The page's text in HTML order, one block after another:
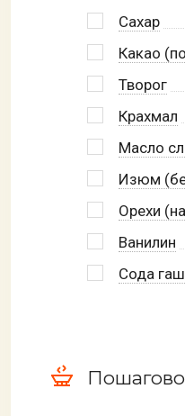
Сахар
Какао
Творог
Крахмал
Масло
Изюм
Орехи
Ванилин
Сода